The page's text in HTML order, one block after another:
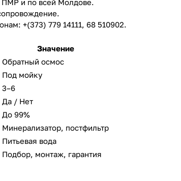
ПМР и по всей Молдове.
+(373) 779 14111, 68 510902.
Значение
Обратный осмос
Под мойку
3–6
Да / Нет
До 99%
Минерализатор, постфильтр
Питьевая вода
Подбор, монтаж, гарантия